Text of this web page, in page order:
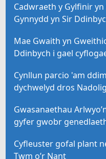
Cadwraeth y Gylfinir
Gynnydd yn Sir
Mae Gwaith yn
Ddinbych i gael
Cynllun parcio 'am
dychwelyd dros Nadolig
Gwasanaethau
gyfer gwobr
Cyfleuster gofal plant
Twm o’r Nant